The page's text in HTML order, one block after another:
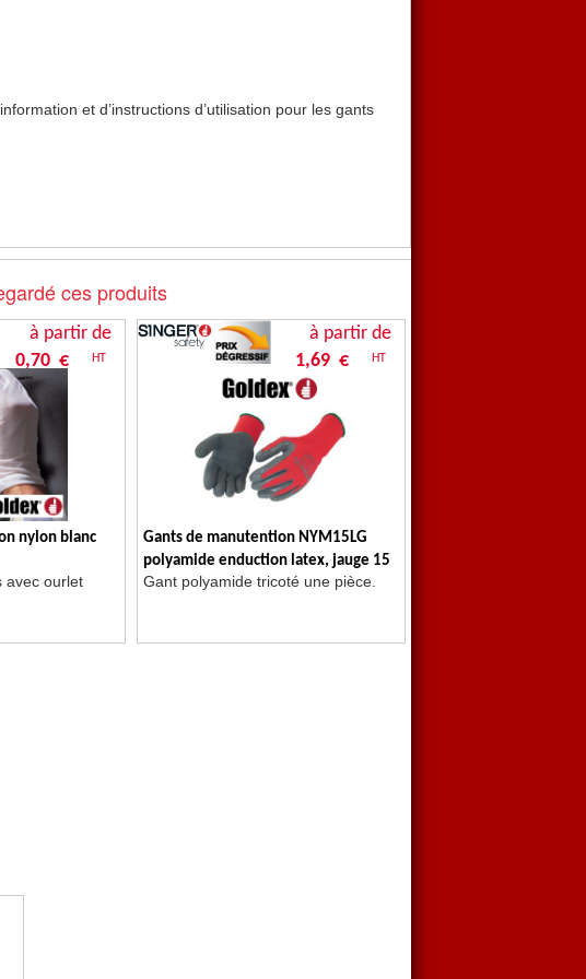
et d’instructions d’utilisation pour les gants
ces produits
à partir de
0,70 €
HT
nylon blanc
avec ourlet
à partir de
1,69 €
HT
Gants de manutention NYM15LG
polyamide enduction latex, jauge 15
Gant polyamide tricoté une pièce.